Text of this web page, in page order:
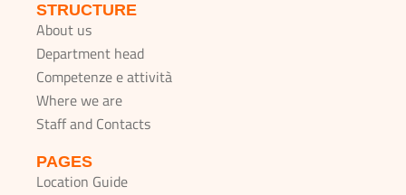
STRUCTURE
About us
Department head
Competenze e attività
Where we are
Staff and Contacts
PAGES
Location Guide